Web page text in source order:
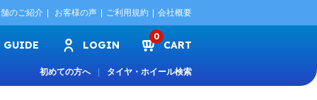
のご紹介 お客様の声 ご利用規約 会社概要
GUIDE LOGIN
0
CART
初めての方へ タイヤ・ホイール検索